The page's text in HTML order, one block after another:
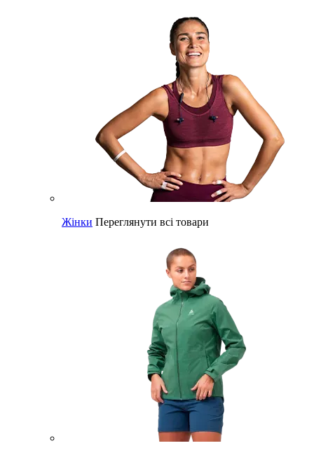
Жінки Переглянути всі товари